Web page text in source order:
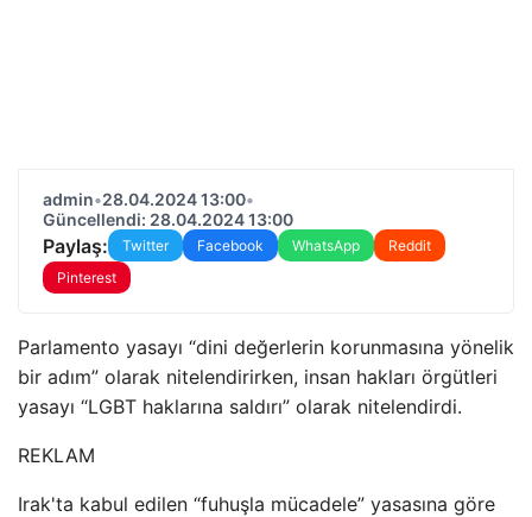
admin•28.04.2024 13:00•
Güncellendi: 28.04.2024 13:00
Paylaş: Twitter Facebook WhatsApp
Reddit
Pinterest
Parlamento yasayı “dini değerlerin korunmasına yönelik
bir adım” olarak nitelendirirken, insan hakları örgütleri
yasayı “LGBT haklarına saldırı” olarak nitelendirdi.
REKLAM
Irak'ta kabul edilen “fuhuşla mücadele” yasasına göre